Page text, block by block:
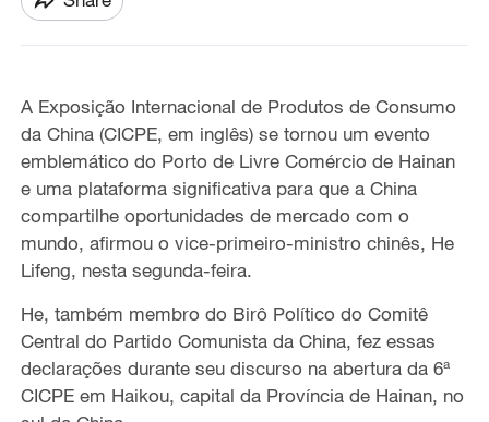
A Exposição Internacional de Produtos de Consumo
da China (CICPE, em inglês) se tornou um evento
emblemático do Porto de Livre Comércio de Hainan
e uma plataforma significativa para que a China
compartilhe oportunidades de mercado com o
mundo, afirmou o vice-primeiro-ministro chinês, He
Lifeng, nesta segunda-feira.
He, também membro do Birô Político do Comitê
Central do Partido Comunista da China, fez essas
declarações durante seu discurso na abertura da 6ª
CICPE em Haikou, capital da Província de Hainan, no